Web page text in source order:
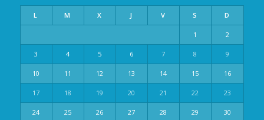
L M X J V S D
1 2
3 4 5 6 7 8 9
10 11 12 13 14 15 16
17 18 19 20 21 22 23
24 25 26 27 28 29 30